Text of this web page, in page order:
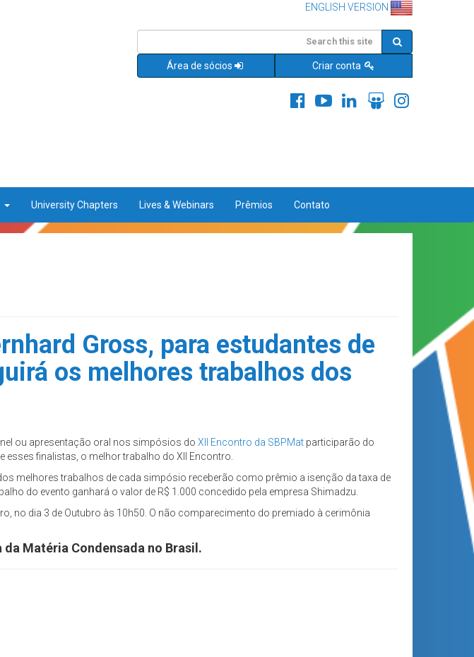
ENGLISH VERSION
Área de sócios Criar conta
University Chapters Lives & Webinars Prêmios Contato
Gross, para estudantes de
os melhores trabalhos dos
ou apresentação oral nos simpósios do XII Encontro da SBPMat participarão do
esses finalistas, o melhor trabalho do XII Encontro.
melhores trabalhos de cada simpósio receberão como prêmio a isenção da taxa de
do evento ganhará o valor de R$ 1.000 concedido pela empresa Shimadzu.
no dia 3 de Outubro às 10h50. O não comparecimento do premiado à cerimônia
Matéria Condensada no Brasil.